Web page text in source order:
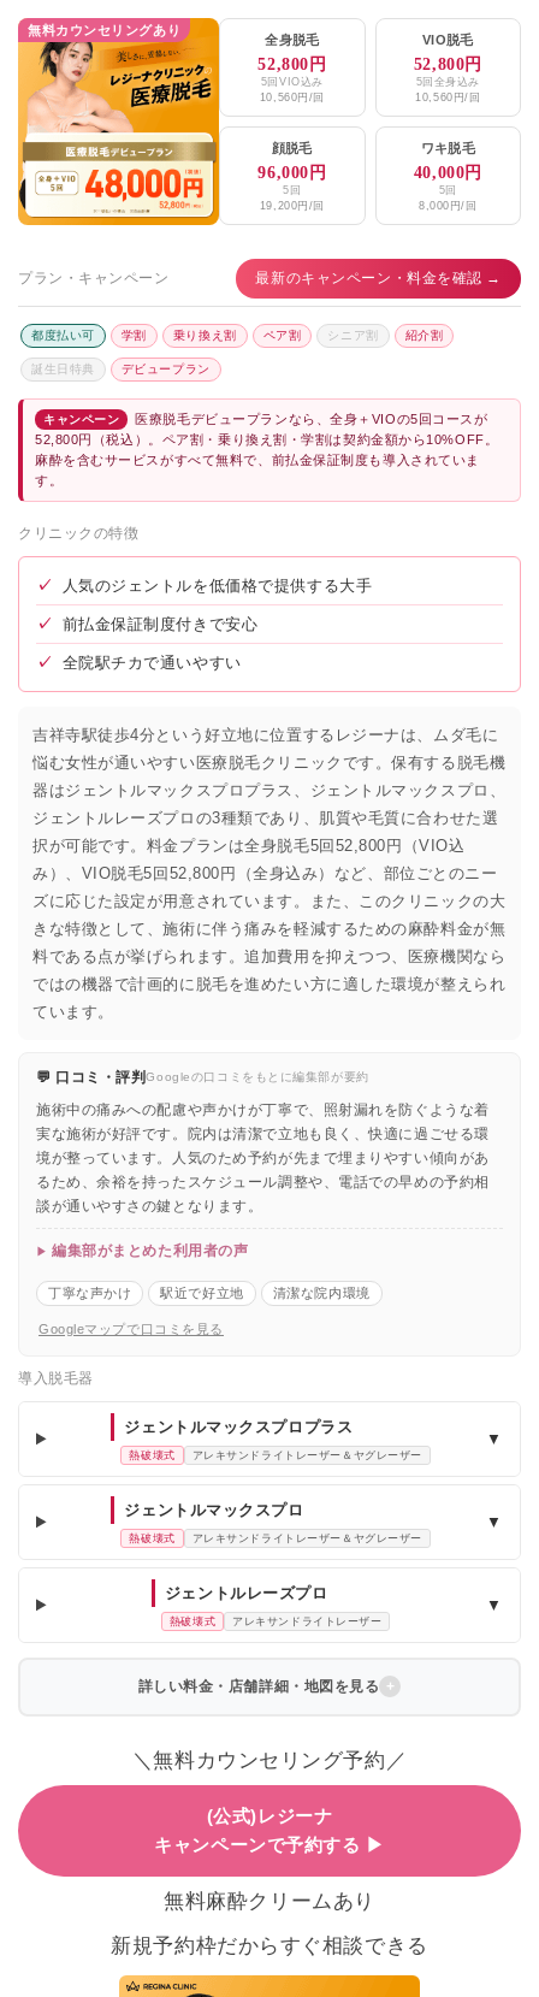
無料カウンセリングあり
全身脱毛
52,800円
5回VIO込み
10,560円/回
VIO脱毛
52,800円
5回全身込み
10,560円/回
顔脱毛
96,000円
5回
19,200円/回
ワキ脱毛
40,000円
5回
8,000円/回
プラン・キャンペーン 最新のキャンペーン・料金を確認 →
都度払い可 学割 乗り換え割 ペア割 シニア割 紹介割
誕生日特典 デビュープラン
キャンペーン
医療脱毛デビュープランなら、全身＋VIOの5回コースが
52,800円（税込）。ペア割・乗り換え割・学割は契約金額から10%OFF。
麻酔を含むサービスがすべて無料で、前払金保証制度も導入されていま
す。
クリニックの特徴
✓ 人気のジェントルを低価格で提供する大手
✓ 前払金保証制度付きで安心
✓ 全院駅チカで通いやすい
吉祥寺駅徒歩4分という好立地に位置するレジーナは、ムダ毛に
悩む女性が通いやすい医療脱毛クリニックです。保有する脱毛機
器はジェントルマックスプロプラス、ジェントルマックスプロ、
ジェントルレーズプロの3種類であり、肌質や毛質に合わせた選
択が可能です。料金プランは全身脱毛5回52,800円（VIO込
み）、VIO脱毛5回52,800円（全身込み）など、部位ごとのニー
ズに応じた設定が用意されています。また、このクリニックの大
きな特徴として、施術に伴う痛みを軽減するための麻酔料金が無
料である点が挙げられます。追加費用を抑えつつ、医療機関なら
ではの機器で計画的に脱毛を進めたい方に適した環境が整えられ
ています。
💬 口コミ・評判Googleの口コミをもとに編集部が要約
施術中の痛みへの配慮や声かけが丁寧で、照射漏れを防ぐような着
実な施術が好評です。院内は清潔で立地も良く、快適に過ごせる環
境が整っています。人気のため予約が先まで埋まりやすい傾向があ
るため、余裕を持ったスケジュール調整や、電話での早めの予約相
談が通いやすさの鍵となります。
編集部がまとめた利用者の声
丁寧な声かけ 駅近で好立地 清潔な院内環境
Googleマップで口コミを見る
導入脱毛器
ジェントルマックスプロプラス
熱破壊式 アレキサンドライトレーザー＆ヤグレーザー
▼
ジェントルマックスプロ
熱破壊式 アレキサンドライトレーザー＆ヤグレーザー
▼
ジェントルレーズプロ
熱破壊式 アレキサンドライトレーザー
▼
詳しい料金・店舗詳細・地図を見る
＼無料カウンセリング予約／
(公式)レジーナ
キャンペーンで予約する ▶
無料麻酔クリームあり
新規予約枠だからすぐ相談できる